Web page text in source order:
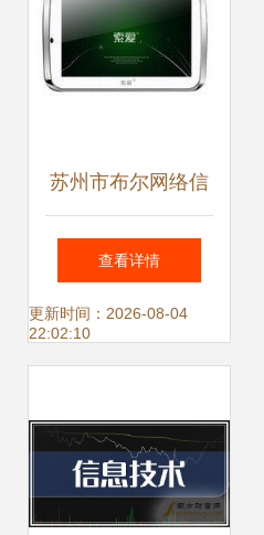
苏州市布尔网络信
息技术有限公司
MP4产品列表与信
析
查看详情
更新时间：2026-08-04
22:02:10